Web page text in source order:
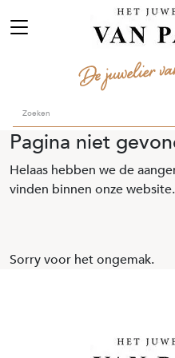
Pagina niet
Helaas hebben we de
vinden binnen onze website.
Sorry voor het ongemak.